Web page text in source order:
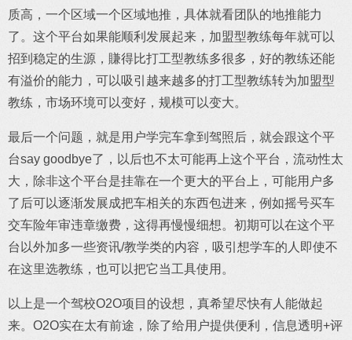
质高，一个区域一个区域地推，具体就看团队的地推能力
了。这个平台如果能顺利发展起来，加盟型教练每年就可以
招到稳定的生源，賺得比打工型教练多很多，好的教练还能
有溢价的能力，可以吸引越来越多的打工型教练转为加盟型
教练，市场环境可以变好，规模可以变大。
最后一个问题，就是用户学完车拿到驾照后，就会跟这个平
台say goodbye了，以后也不太可能再上这个平台，流动性太
大，除非这个平台是挂靠在一个更大的平台上，可能用户多
了后可以逐渐发展成把车相关的东西包进来，例如摇号买车
交车险年审违章缴费，这得再慢慢细想。初期可以在这个平
台以外加多一些资讯/教学类的内容，吸引想学车的人即使不
在这里选教练，也可以把它当工具使用。
以上是一个驾校O2O项目的设想，真希望尽快有人能做起
来。O2O实在太有前途，除了给用户提供便利，信息透明+评